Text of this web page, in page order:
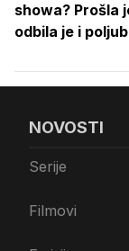
showa? Prošla
odbila je i
NOVOSTI
Serije
Filmovi